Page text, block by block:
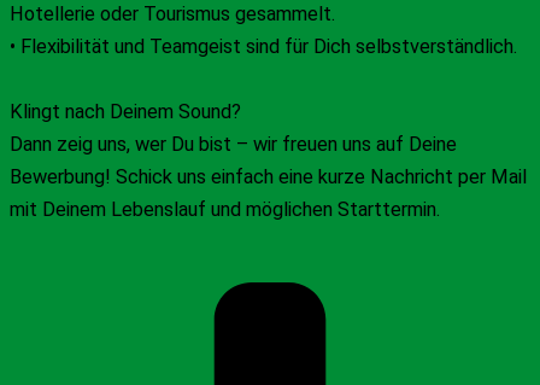
Hotellerie oder Tourismus gesammelt.
• Flexibilität und Teamgeist sind für Dich selbstverständlich.
Klingt nach Deinem Sound?
Dann zeig uns, wer Du bist – wir freuen uns auf Deine
Bewerbung! Schick uns einfach eine kurze Nachricht per Mail
mit Deinem Lebenslauf und möglichen Starttermin.